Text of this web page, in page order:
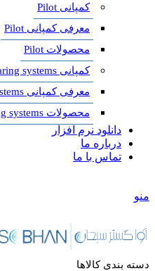
کمپانی Pilot
معرفی کمپانی Pilot
محصولات Pilot
کمپانی Intelligent hearing systems
معرفی کمپانی Intelligent hearing systems
محصولات Intelligent hearing systems
دانلود نرم افزار
درباره ما
تماس با ما
منو
دسته بندی کالاها